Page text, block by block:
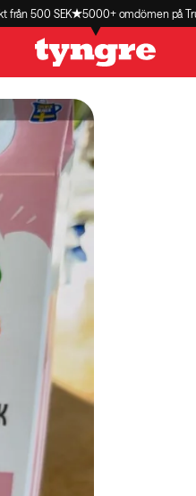
från 500 SEK 5000+ omdömen på